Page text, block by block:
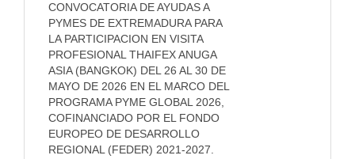
CONVOCATORIA DE AYUDAS A
PYMES DE EXTREMADURA PARA
LA PARTICIPACION EN VISITA
PROFESIONAL THAIFEX ANUGA
ASIA (BANGKOK) DEL 26 AL 30 DE
MAYO DE 2026 EN EL MARCO DEL
PROGRAMA PYME GLOBAL 2026,
COFINANCIADO POR EL FONDO
EUROPEO DE DESARROLLO
REGIONAL (FEDER) 2021-2027.